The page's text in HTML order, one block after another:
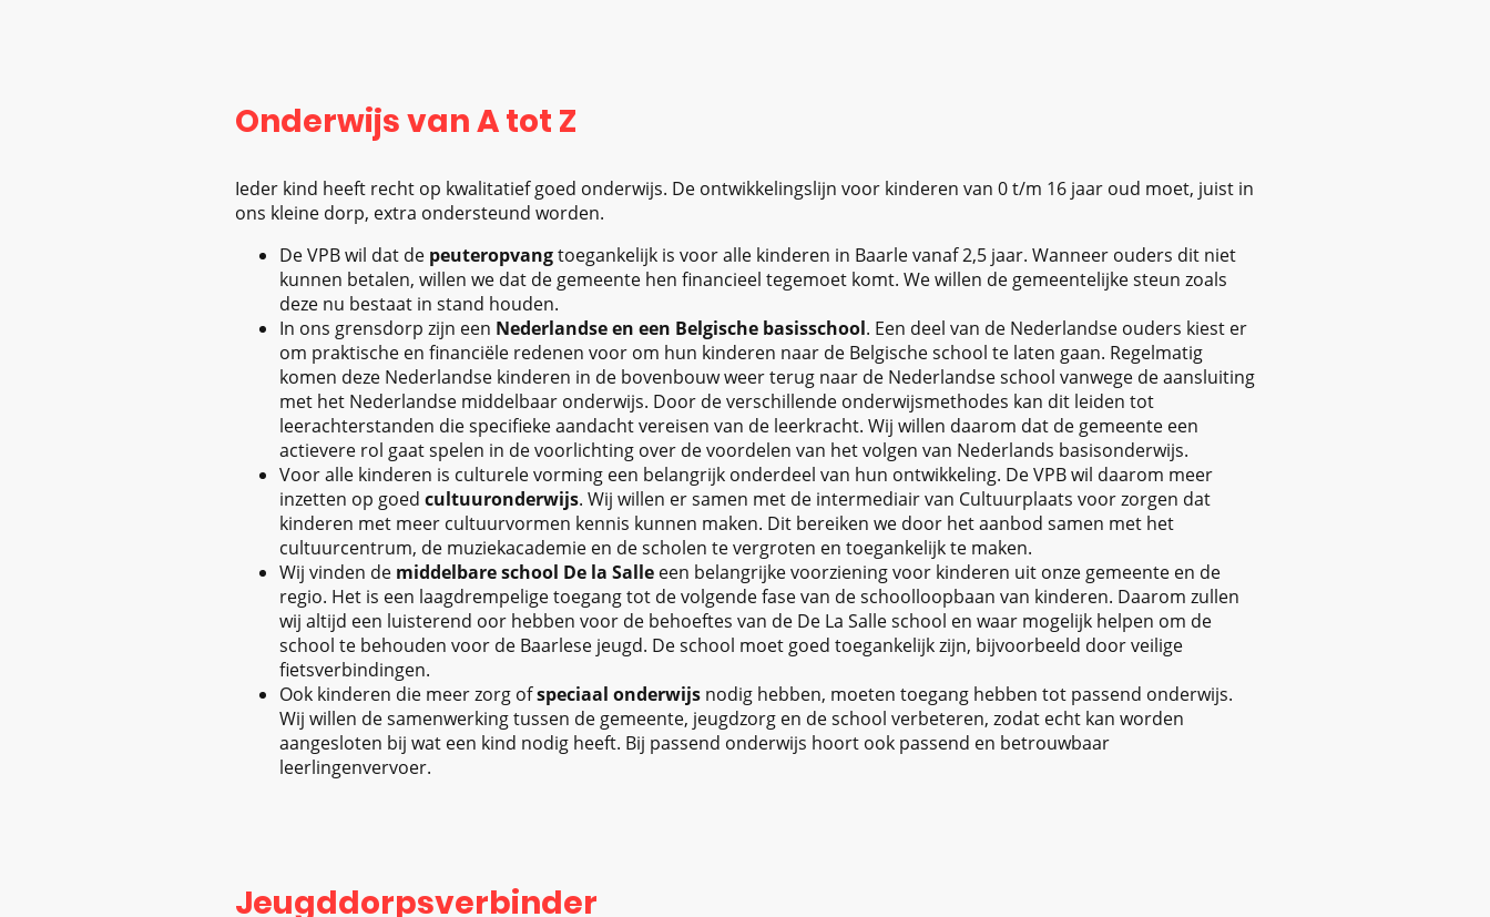
Onderwijs van A tot Z
Ieder kind heeft recht op kwalitatief goed onderwijs. De ontwikkelingslijn voor kinderen van 0 t/m 16 jaar oud moet, juist in
ons kleine dorp, extra ondersteund worden.
De VPB wil dat de peuteropvangtoegankelijk is voor alle kinderen in Baarle vanaf 2,5 jaar. Wanneer ouders dit niet
kunnen betalen, willen we dat de gemeente hen financieel tegemoet komt. We willen de gemeentelijke steun zoals
deze nu bestaat in stand houden.
In ons grensdorp zijn een Nederlandse en een Belgische basisschool. Een deel van de Nederlandse ouders kiest er
om praktische en financiële redenen voor om hun kinderen naar de Belgische school te laten gaan. Regelmatig
komen deze Nederlandse kinderen in de bovenbouw weer terug naar de Nederlandse school vanwege de aansluiting
met het Nederlandse middelbaar onderwijs. Door de verschillende onderwijsmethodes kan dit leiden tot
leerachterstanden die specifieke aandacht vereisen van de leerkracht. Wij willen daarom dat de gemeente een
actievere rol gaat spelen in de voorlichting over de voordelen van het volgen van Nederlands basisonderwijs.
Voor alle kinderen is culturele vorming een belangrijk onderdeel van hun ontwikkeling. De VPB wil daarom meer
inzetten op goed cultuuronderwijs. Wij willen er samen met de intermediair van Cultuurplaats voor zorgen dat
kinderen met meer cultuurvormen kennis kunnen maken. Dit bereiken we door het aanbod samen met het
cultuurcentrum, de muziekacademie en de scholen te vergroten en toegankelijk te maken.
Wij vinden de middelbare school De la Salle een belangrijke voorziening voor kinderen uit onze gemeente en de
regio. Het is een laagdrempelige toegang tot de volgende fase van de schoolloopbaan van kinderen. Daarom zullen
wij altijd een luisterend oor hebben voor de behoeftes van de De La Salle school en waar mogelijk helpen om de
school te behouden voor de Baarlese jeugd. De school moet goed toegankelijk zijn, bijvoorbeeld door veilige
fietsverbindingen.
Ook kinderen die meer zorg ofspeciaal onderwijs nodig hebben, moeten toegang hebben tot passend onderwijs.
Wij willen de samenwerking tussen de gemeente, jeugdzorg en de school verbeteren, zodat echt kan worden
aangesloten bij wat een kind nodig heeft. Bij passend onderwijs hoort ook passend en betrouwbaar
leerlingenvervoer.
Jeugddorpsverbinder